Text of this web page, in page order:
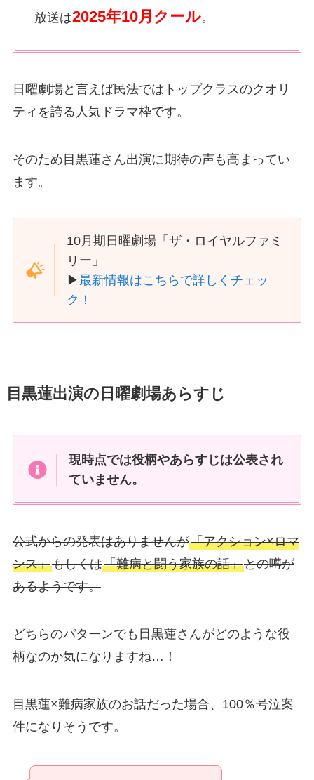
放送は2025年10月クール。
日曜劇場と言えば民法ではトップクラスのクオリ
ティを誇る人気ドラマ枠です。
そのため目黒蓮さん出演に期待の声も高まってい
ます。
10月期日曜劇場「ザ・ロイヤルファミ
リー」
▶最新情報はこちらで詳しくチェッ
ク！
目黒蓮出演の日曜劇場あらすじ
現時点では役柄やあらすじは公表され
ていません。
公式からの発表はありませんが「アクション×ロマ
ンス」もしくは「難病と闘う家族の話」との噂が
あるようです。
どちらのパターンでも目黒蓮さんがどのような役
柄なのか気になりますね…！
目黒蓮×難病家族のお話だった場合、100％号泣案
件になりそうです。